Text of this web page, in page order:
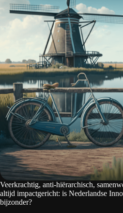
Veerkrachtig, anti-hiërarchisch,
altijd impactgericht: is Nederlandse
bijzonder?